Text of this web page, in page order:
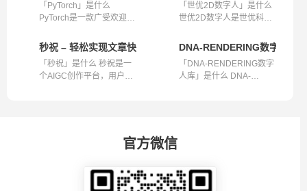
「PyTorch」是什么
PyTorch是一款广受欢迎的
「世优2D数字人」是什么
世优2D数字人是世优科技
秒祝 – 轻松实现文章快速转视频
「秒祝」是什么 秒祝是一
个AIGC创作平台，用户在
DNA-RENDERING数字人库
「DNA-RENDERING数字
人库」是什么 DNA-
官方微信